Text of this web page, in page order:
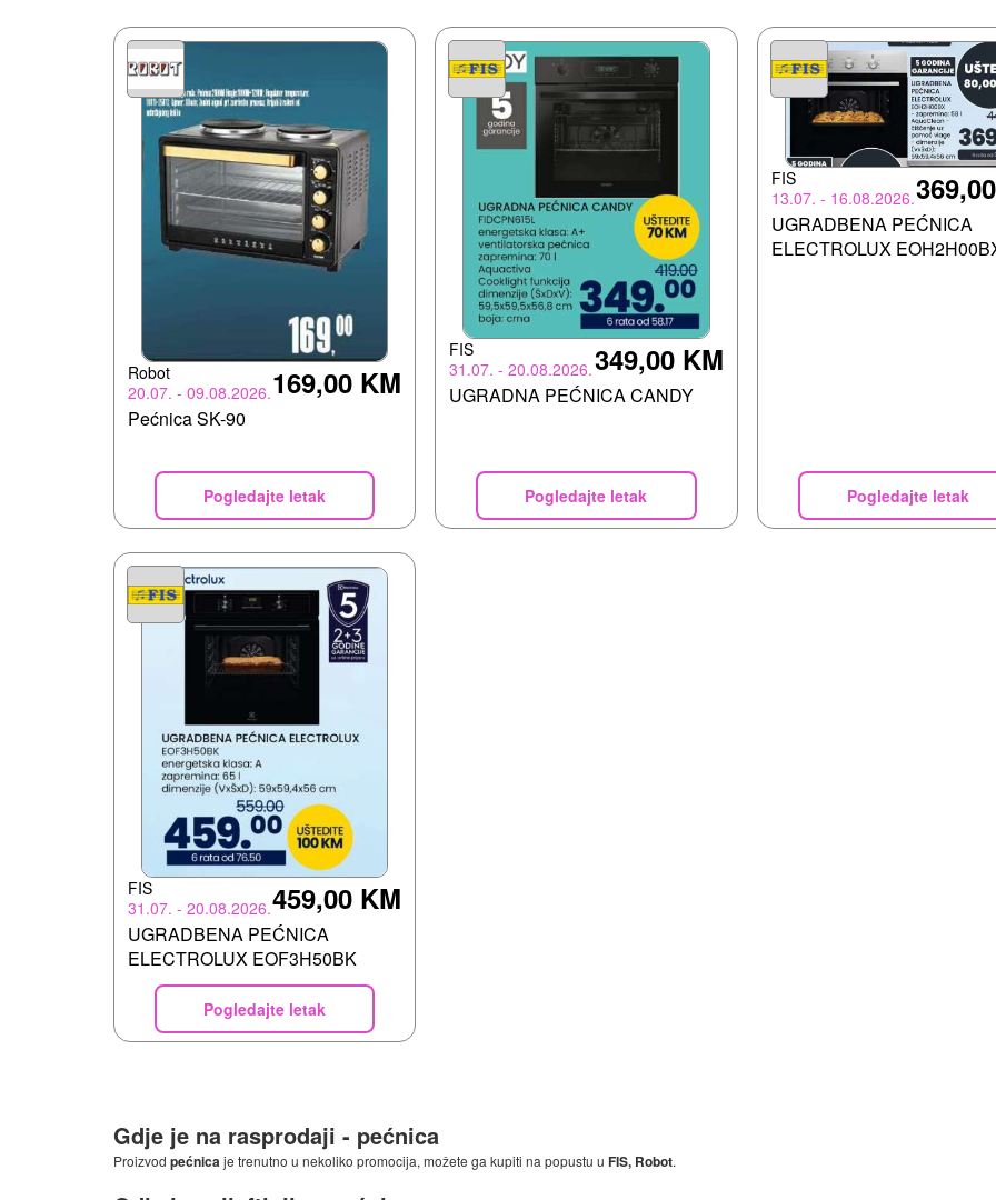
Robot
20.07. - 09.08.2026.169,00 KM
Pećnica SK-90
Pogledajte letak
FIS
31.07. - 20.08.2026.349,00 KM
UGRADNA PEĆNICA CANDY
Pogledajte letak
FIS
13.07. - 16.08.2026.
UGRADBENA PEĆNICA
ELECTROLUX
Pogledajte letak
FIS
31.07. - 20.08.2026.459,00 KM
UGRADBENA PEĆNICA
ELECTROLUX EOF3H50BK
Pogledajte letak
Gdje je na rasprodaji - pećnica
Proizvod pećnicaje trenutno u nekoliko promocija, možete ga kupiti na popustu u FIS, Robot.